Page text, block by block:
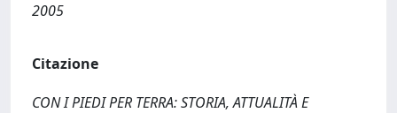
2005
Citazione
CON I PIEDI PER TERRA: STORIA, ATTUALITÀ E